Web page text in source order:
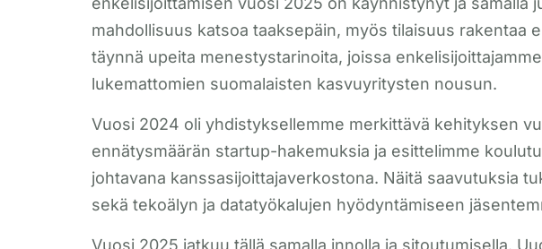
mahdollisuus katsoa taaksepäin, myös tilaisuus rakentaa
täynnä upeita menestystarinoita, joissa
lukemattomien suomalaisten kasvuyritysten nousun.
Vuosi 2024 oli yhdistyksellemme merkittävä kehityksen
ennätysmäärän startup-hakemuksia ja esittelimme
johtavana kanssasijoittajaverkostona. Näitä saavutuksia
sekä tekoälyn ja datatyökalujen hyödyntämiseen
Vuosi 2025 jatkuu tällä samalla innolla ja sitoutumisella.